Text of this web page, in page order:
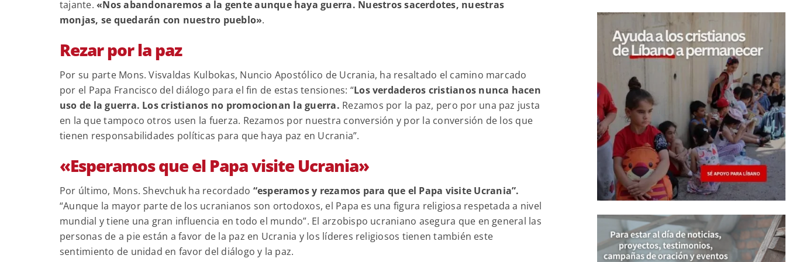
tajante.«Nos abandonaremos a la gente aunque haya guerra. Nuestros sacerdotes, nuestras
monjas, se quedarán con nuestro pueblo».
Rezar por la paz
Por su parte Mons. Visvaldas Kulbokas, Nuncio Apostólico de Ucrania, ha resaltado el camino marcado
por el Papa Francisco del diálogo para el fin de estas tensiones: “Los verdaderos cristianos nunca hacen
uso de la guerra. Los cristianos no promocionan la guerra. Rezamos por la paz, pero por una paz justa
en la que tampoco otros usen la fuerza. Rezamos por nuestra conversión y por la conversión de los que
tienen responsabilidades políticas para que haya paz en Ucrania”.
«Esperamos que el Papa visite Ucrania»
Por último, Mons. Shevchuk ha recordado “esperamos y rezamos para que el Papa visite Ucrania”.
“Aunque la mayor parte de los ucranianos son ortodoxos, el Papa es una figura religiosa respetada a nivel
mundial y tiene una gran influencia en todo el mundo”. El arzobispo ucraniano asegura que en general las
personas de a pie están a favor de la paz en Ucrania y los líderes religiosos tienen también este
sentimiento de unidad en favor del diálogo y la paz.